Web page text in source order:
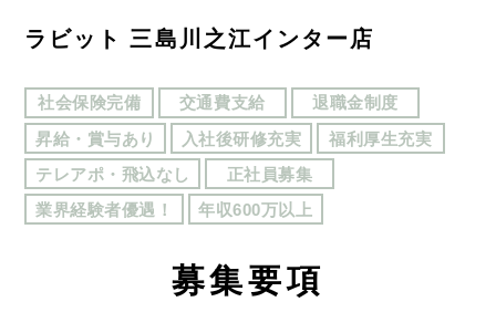
ラビット 三島川之江インター店
社会保険完備 交通費支給
退職金制度
昇給・賞与あり
入社後研修充実
福利厚生充実
テレアポ・飛込なし
正社員募集
業界経験者優遇！
年収600万以上
募集要項